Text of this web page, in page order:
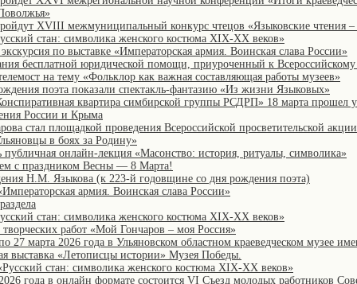
XVIII межмуниципальный конкурс чтецов «Языковские чтения –
стан: символика женского костюма XIX-XX веков»
по выставке «Императорская армия. Воинская слава России»
бесплатной юридической помощи, приуроченный к
на тему «Фольклор как важная составляющая работы музеев»
поэта показали спектакль-фантазию «Из жизни Языковых»
квартира симбирской группы РСДРП» 18 марта
России и Крыма
стал площадкой проведения Всероссийской просветительской
в боях за Родину»
публичная онлайн-лекция «Масонство: история, ритуалы, символика»
с праздником Весны — 8 Марта!
Н.М. Языкова (к 223-й годовщине со дня рождения поэта)
армия. Воинская слава России»
стан: символика женского костюма XIX-XX веков»
работ «Мой Гончаров – моя Россия»
27 марта 2026 года в Ульяновском областном краеведческом музее
выставка «Летописцы истории» Музея Победы.
стан: символика женского костюма XIX-XX веков»
года в онлайн формате состоится VI Съезд молодых работников